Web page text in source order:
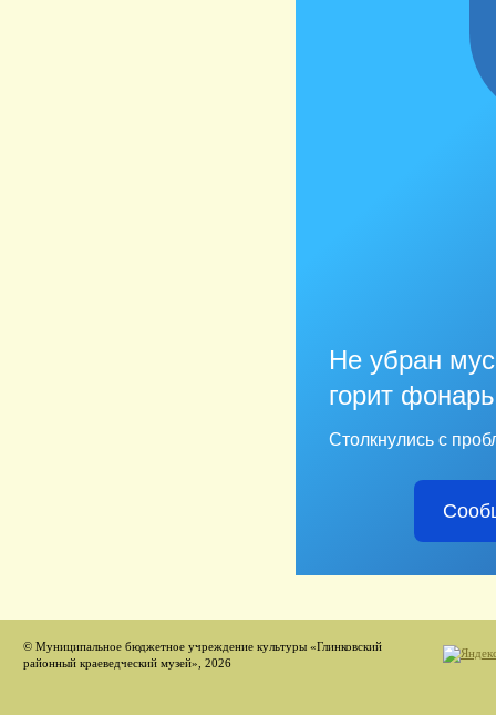
Не убран
горит
Столкнулись с
© Муниципальное бюджетное учреждение культуры «Глинковский
районный краеведческий музей», 2026